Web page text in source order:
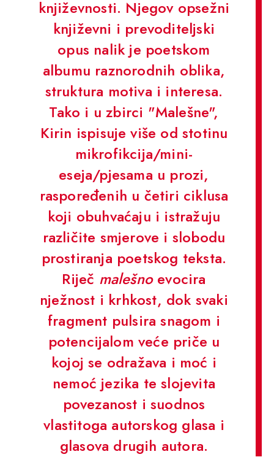
književnosti. Njegov opsežni
književni i prevoditeljski
opus nalik je poetskom
albumu raznorodnih oblika,
struktura motiva i interesa.
Tako i u zbirci "Malešne",
Kirin ispisuje više od stotinu
mikrofikcija/mini-
eseja/pjesama u prozi,
raspoređenih u četiri ciklusa
koji obuhvaćaju i istražuju
različite smjerove i slobodu
prostiranja poetskog teksta.
Riječ malešnoevocira
nježnost i krhkost, dok svaki
fragment pulsira snagom i
potencijalom veće priče u
kojoj se odražava i moć i
nemoć jezika te slojevita
povezanost i suodnos
vlastitoga autorskog glasa i
glasova drugih autora.